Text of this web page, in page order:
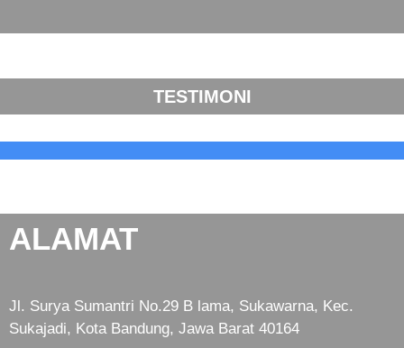
TESTIMONI
ALAMAT
Jl. Surya Sumantri No.29 B lama, Sukawarna, Kec.
Sukajadi, Kota Bandung, Jawa Barat 40164